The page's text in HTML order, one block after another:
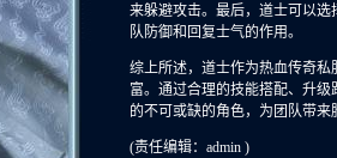
来躲避攻击。最后，道士可以
队防御和回复士气的作用。
综上所述，道士作为热血传奇
富。通过合理的技能搭配、升
的不可或缺的角色，为团队带来
(责任编辑：admin )